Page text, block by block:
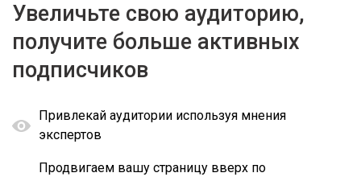
Увеличьте свою аудиторию,
получите больше активных
подписчиков
Привлекай аудитории используя мнения
экспертов
Продвигаем вашу страницу вверх по